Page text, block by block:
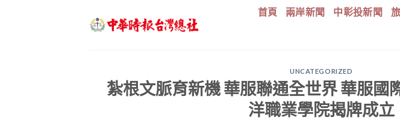
首頁 兩岸新聞 中彰投新聞
UNCATEGORIZED
紮根文脈育新機 華服聯通全世界 華服國
洋職業學院揭牌成立